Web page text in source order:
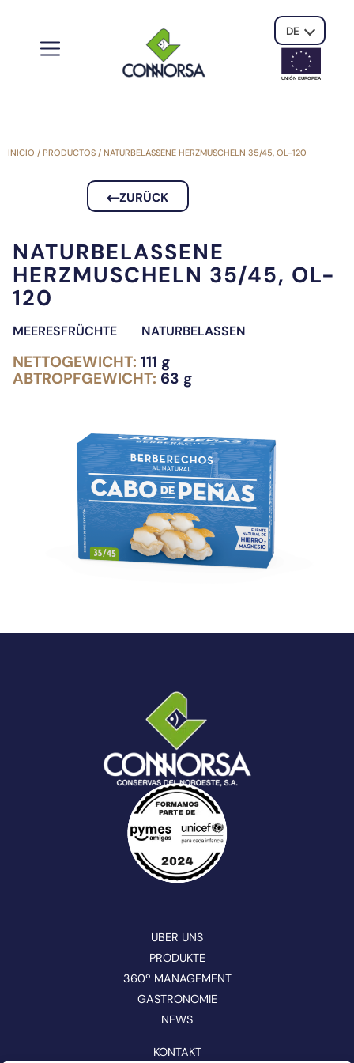
DE
UNIÓN EUROPEA
INICIO / PRODUCTOS / NATURBELASSENE HERZMUSCHELN 35/45, OL-120
ZURÜCK
NATURBELASSENE
HERZMUSCHELN 35/45, OL-
120
MEERESFRÜCHTE NATURBELASSEN
NETTOGEWICHT: 111 g
ABTROPFGEWICHT: 63 g
UBER UNS
PRODUKTE
360º MANAGEMENT
GASTRONOMIE
NEWS
KONTAKT